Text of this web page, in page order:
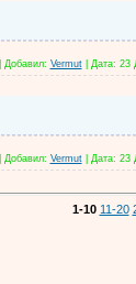
Добавил: Vermut| Дата: 23
Добавил: Vermut| Дата: 23
1-10 11-20